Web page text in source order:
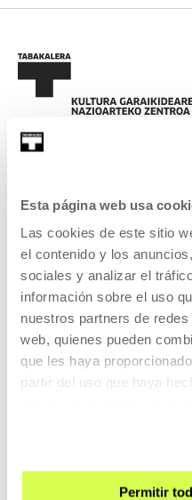
Esta página web usa
Las cookies de este sitio
el contenido y los
sociales y analizar el
información sobre el uso
nuestros partners de
web, quienes pueden
que les haya
partir del uso que haya
Permitir
AGENDA
KONTAKTUA ETA ORDUTEGIAK
NOLA ETORRI
BISITA GIDATUAK
OSTATUA
IRISGARRITASUNA